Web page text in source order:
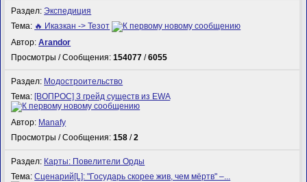
Раздел:Экспедиция
Тема: 🔥 Иказкан -> Тезот
Автор:Arandor
Просмотры / Сообщения:154077 /6055
Раздел: Модостроительство
Тема: [ВОПРОС] 3 грейд существ из EWA
Автор: Manafy
Просмотры / Сообщения:158 /2
Раздел: Карты: Повелители Орды
Тема:Сценарий[L]: "Государь скорее жив, чем мёртв" –...